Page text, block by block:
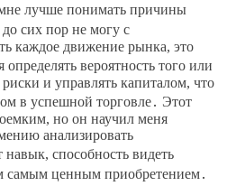
лучше понимать причины
сих пор не могу с
каждое движение рынка, это
вероятность того или
и управлять капиталом, что
в успешной торговле․ Этот
но он научил меня
анализировать
способность видеть
самым ценным приобретением․